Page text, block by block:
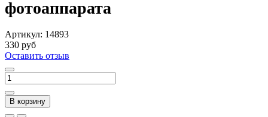
фотоаппарата
Артикул: 14893
330 руб
Оставить отзыв
В корзину